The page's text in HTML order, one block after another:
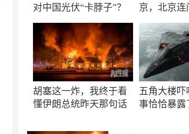
对中国光伏“卡脖子”？
京，北京连
胡塞这一炸，我终于看
懂伊朗总统昨天那句话
五角大楼
事恰恰暴露